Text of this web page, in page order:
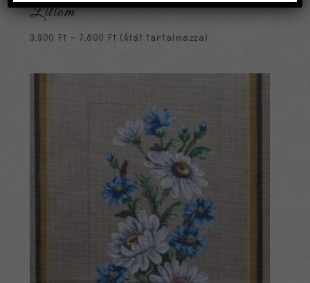
Liliom
3,300 Ft – 7,800 Ft Ártartomány:
(Áfát tartalmazza)